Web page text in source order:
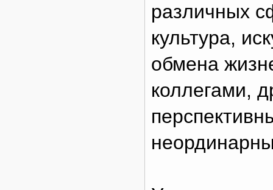
различных
культура,
обмена
коллегами,